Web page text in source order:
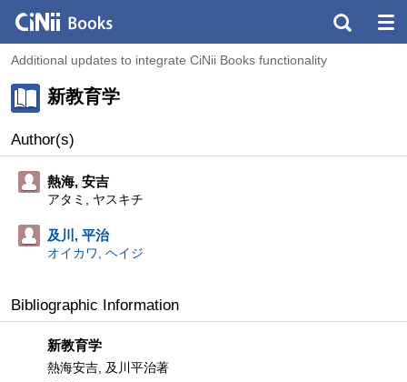
Additional updates to integrate CiNii Books functionality
新教育学
Author(s)
熱海, 安吉
アタミ, ヤスキチ
及川, 平治
オイカワ, ヘイジ
Bibliographic Information
新教育学
熱海安吉, 及川平治著